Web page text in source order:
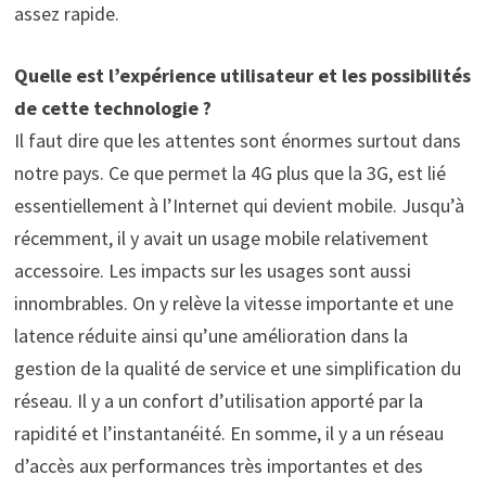
assez rapide.
Quelle est l’expérience utilisateur et les possibilités
de cette technologie ?
Il faut dire que les attentes sont énormes surtout dans
notre pays. Ce que permet la 4G plus que la 3G, est lié
essentiellement à l’Internet qui devient mobile. Jusqu’à
récemment, il y avait un usage mobile relativement
accessoire. Les impacts sur les usages sont aussi
innombrables. On y relève la vitesse importante et une
latence réduite ainsi qu’une amélioration dans la
gestion de la qualité de service et une simplification du
réseau. Il y a un confort d’utilisation apporté par la
rapidité et l’instantanéité. En somme, il y a un réseau
d’accès aux performances très importantes et des